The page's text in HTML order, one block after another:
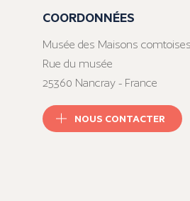
COORDONNÉES
Musée des Maisons comtoises
Rue du musée
25360 Nancray - France
NOUS CONTACTER